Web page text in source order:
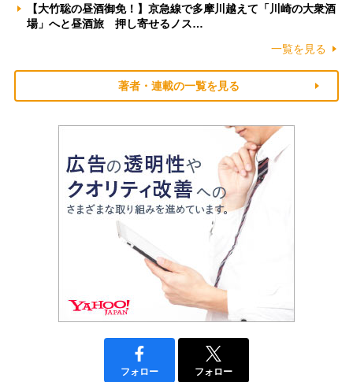
【大竹聡の昼酒御免！】京急線で多摩川越えて「川崎の大衆酒
場」へと昼酒旅 押し寄せるノス…
一覧を見る
著者・連載の一覧を見る
フォロー フォロー